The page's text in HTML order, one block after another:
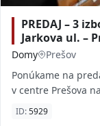
PREDAJ – 3
Jarkova ul. –
Domy
Prešov
Ponúkame na
v centre Prešova
tých, ktorí túžia
ID:5929